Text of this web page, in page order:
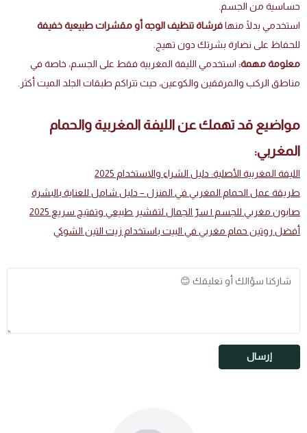
حساسية من الجسم.
استخدمي بدلًا منهافرشاة تنظيف الوجه أو مقشرات طبيعية خفيفة
للحفاظ على نضارة بشرتك دون تهيج.
معلومة مهمة: استخدمي الليفة المغربية فقط على الجسم، خاصة في
مناطق الركب والمرفقين والكوعين، حيث تتراكم طبقات الجلد الميت أكثر.
مواضيع قد تهمك عن الليفة المغربية والحمام
المغربي:
الليفة المغربية الأصلية: دليل الشراء والاستخدام 2025
طريقة عمل الحمام المغربي في المنزل – دليل شامل للعناية بالبشرة
صابون مغربي للجسم | سرّ الجمال لتقشير طبيعي وتفتيح سريع 2025
أفضل روتين حمام مغربي في البيت باستخدام زيت التين الشوكي
إرسال